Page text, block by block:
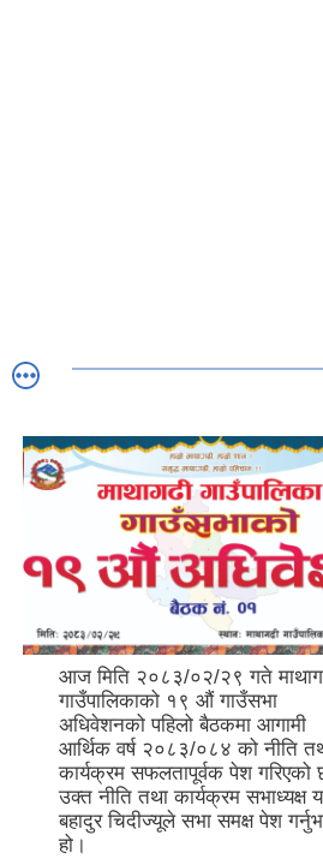
आज मिति २०८३/०२/२९ गते
गाउँपालिकाको १९ औं गाउँसभा
अधिवेशनको पहिलो बैठकमा आगामी
आर्थिक वर्ष २०८३/०८४ को नीति
कार्यक्रम सफलतापूर्वक पेश गरिएको
उक्त नीति तथा कार्यक्रम सभाध्यक्ष
बहादुर चिदीज्यूले सभा समक्ष पेश
हो।